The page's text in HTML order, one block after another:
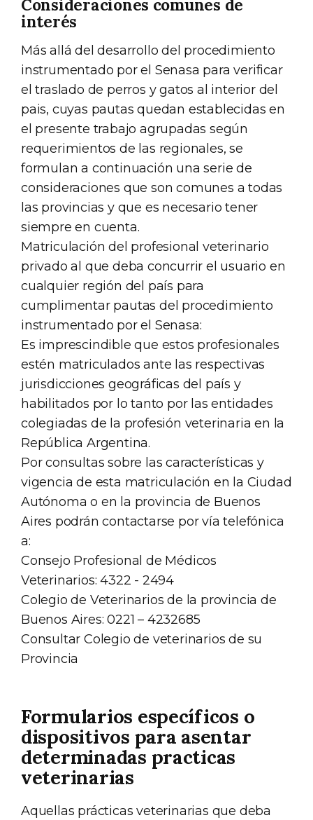
Consideraciones comunes de
interés
Más allá del desarrollo del procedimiento
instrumentado por el Senasa para verificar
el traslado de perros y gatos al interior del
pais, cuyas pautas quedan establecidas en
el presente trabajo agrupadas según
requerimientos de las regionales, se
formulan a continuación una serie de
consideraciones que son comunes a todas
las provincias y que es necesario tener
siempre en cuenta.
Matriculación del profesional veterinario
privado al que deba concurrir el usuario en
cualquier región del país para
cumplimentar pautas del procedimiento
instrumentado por el Senasa:
Es imprescindible que estos profesionales
estén matriculados ante las respectivas
jurisdicciones geográficas del país y
habilitados por lo tanto por las entidades
colegiadas de la profesión veterinaria en la
República Argentina.
Por consultas sobre las características y
vigencia de esta matriculación en la Ciudad
Autónoma o en la provincia de Buenos
Aires podrán contactarse por vía telefónica
a:
Consejo Profesional de Médicos
Veterinarios: 4322 - 2494
Colegio de Veterinarios de la provincia de
Buenos Aires: 0221 – 4232685
Consultar Colegio de veterinarios de su
Provincia
Formularios específicos o
dispositivos para asentar
determinadas practicas
veterinarias
Aquellas prácticas veterinarias que deba